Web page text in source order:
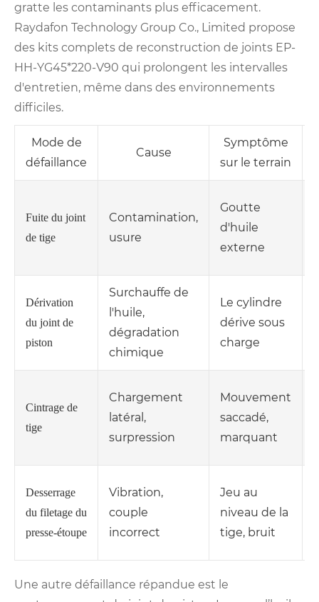
gratte les contaminants plus efficacement.
Raydafon Technology Group Co., Limited propose
des kits complets de reconstruction de joints EP-
HH-YG45*220-V90 qui prolongent les intervalles
d'entretien, même dans des environnements
difficiles.
Mode de
défaillance
Cause
Symptôme
sur le terrain
Fuite du joint
de tige
Contamination,
usure
Goutte
d'huile
externe
Dérivation
du joint de
piston
Surchauffe de
l'huile,
dégradation
chimique
Le cylindre
dérive sous
charge
Cintrage de
tige
Chargement
latéral,
surpression
Mouvement
saccadé,
marquant
Desserrage
du filetage du
presse-étoupe
Vibration,
couple
incorrect
Jeu au
niveau de la
tige, bruit
Une autre défaillance répandue est le